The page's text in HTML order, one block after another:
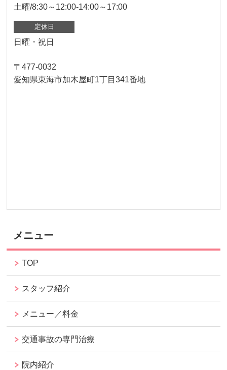
土曜/8:30～12:00-14:00～17:00
定休日
日曜・祝日
〒477-0032
愛知県東海市加木屋町1丁目341番地
メニュー
TOP
スタッフ紹介
メニュー／料金
交通事故の専門治療
院内紹介